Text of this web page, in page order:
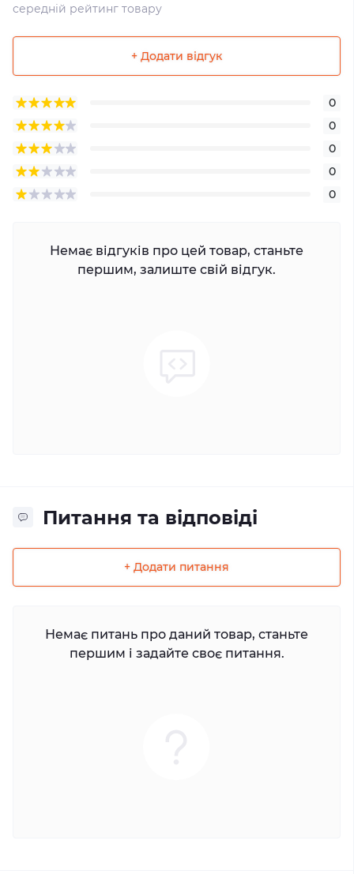
середній рейтинг товару
+ Додати відгук
0
0
0
0
0
Немає відгуків про цей товар, станьте
першим, залиште свій відгук.
Питання та відповіді
+ Додати питання
Немає питань про даний товар, станьте
першим і задайте своє питання.